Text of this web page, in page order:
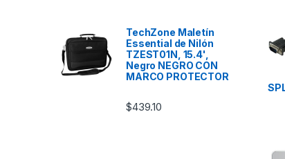
TechZone Maletín
Essential de Nilón
TZEST01N, 15.4',
Negro NEGRO CON
MARCO PROTECTOR
$439.10